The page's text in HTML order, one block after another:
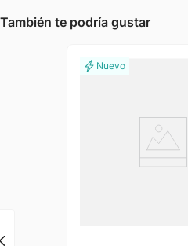
También te podría gustar